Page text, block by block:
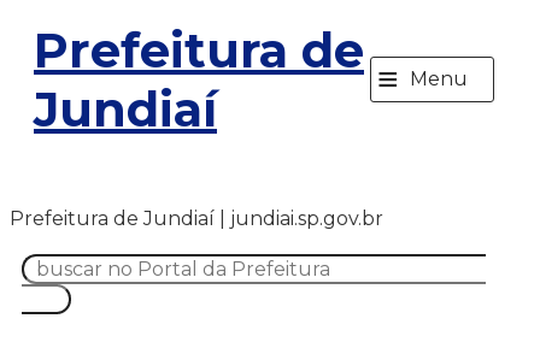
Prefeitura de
Jundiaí
≡ Menu
Prefeitura de Jundiaí | jundiai.sp.gov.br